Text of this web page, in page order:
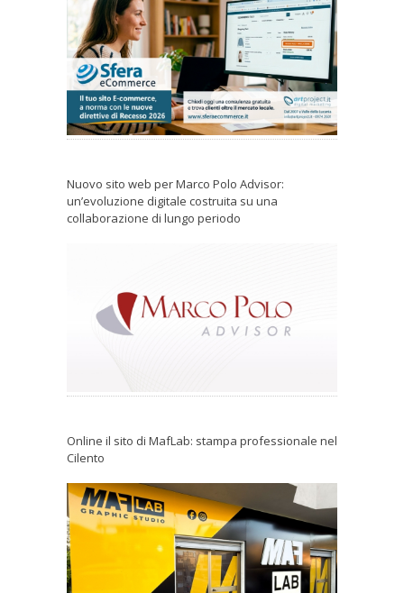
Nuovo sito web per Marco Polo Advisor:
un’evoluzione digitale costruita su una
collaborazione di lungo periodo
Online il sito di MafLab: stampa professionale nel
Cilento